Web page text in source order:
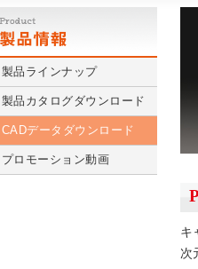
製品ラインナップ
製品カタログダウンロード
CADデータダウンロード
プロモーション動画
キ
次